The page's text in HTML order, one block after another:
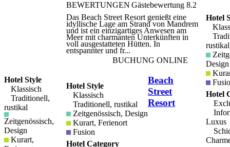
Zimmer, die alle in einem prachtvollen
Gebäude eingerichtet und eingerichtet
sind. Die klimatisierten Zimmer
kombinieren antike Möbel mit allen
modernen Annehmlichkeiten. Alle
Zimmer verfügen über ein eigenes Bad
mit separaten Duschen und
Badewannen.
Hotel Style
Klassisch
Traditionell,
rustikal
Zeitgenössisch,
Design
Kurart,
BEWERTUNGEN Gästebewertung 8.2
Das Beach Street Resort genießt eine
idyllische Lage am Strand von Mandrem
und ist ein einzigartiges Anwesen am
Meer mit charmanten Unterkünften in
voll ausgestatteten Hütten. In
entspannter und fr...
BUCHUNG ONLINE
Hotel Style
Klassisch
Traditionell, rustikal
Zeitgenössisch, Design
Kurart, Ferienort
Fusion
Hotel Category
Beach
Street
Resort
Hotel
rustikal
Design
Hotel
Luxus